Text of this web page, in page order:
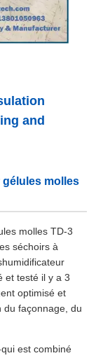
and
molles
molles TD-3
séchoirs à
et testé il y a 3
optimisé et
du façonnage, du
est combiné